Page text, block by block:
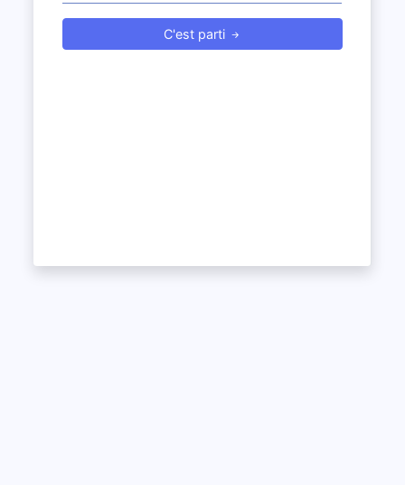
C'est parti